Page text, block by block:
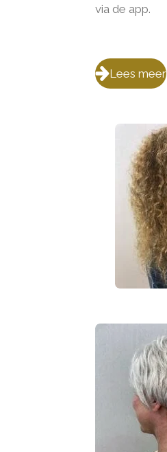
via de app.
Lees meer